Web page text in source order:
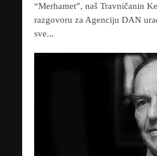
“Merhamet”, naš Travničanin
razgovoru za Agenciju DAN
sve...